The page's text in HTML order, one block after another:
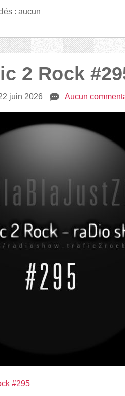
: aucun
2 Rock
juin 2026 e Aucun
#295